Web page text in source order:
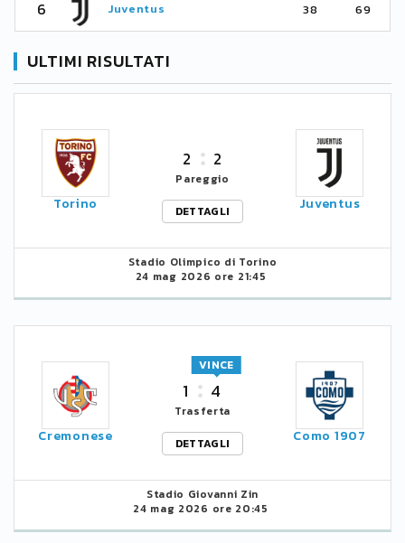
6 Juventus 38 69
ULTIMI RISULTATI
Torino
2 2
Pareggio
DETTAGLI
Juventus
Stadio Olimpico di Torino
24 mag 2026 ore 21:45
Cremonese
1 4
VINCE
Trasferta
DETTAGLI
Como 1907
Stadio Giovanni Zin
24 mag 2026 ore 20:45